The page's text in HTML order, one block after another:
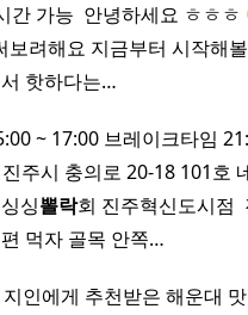
간 가능 ​ 안녕하세요 ㅎㅎㅎ
보려해요 지금부터 시작해
서 핫하다는…
~ 17:00 브레이크타임
주시 충의로 20-18 101호
싱뽈락회 진주혁신도시점
먹자 골목 안쪽…
인에게 추천받은 해운대